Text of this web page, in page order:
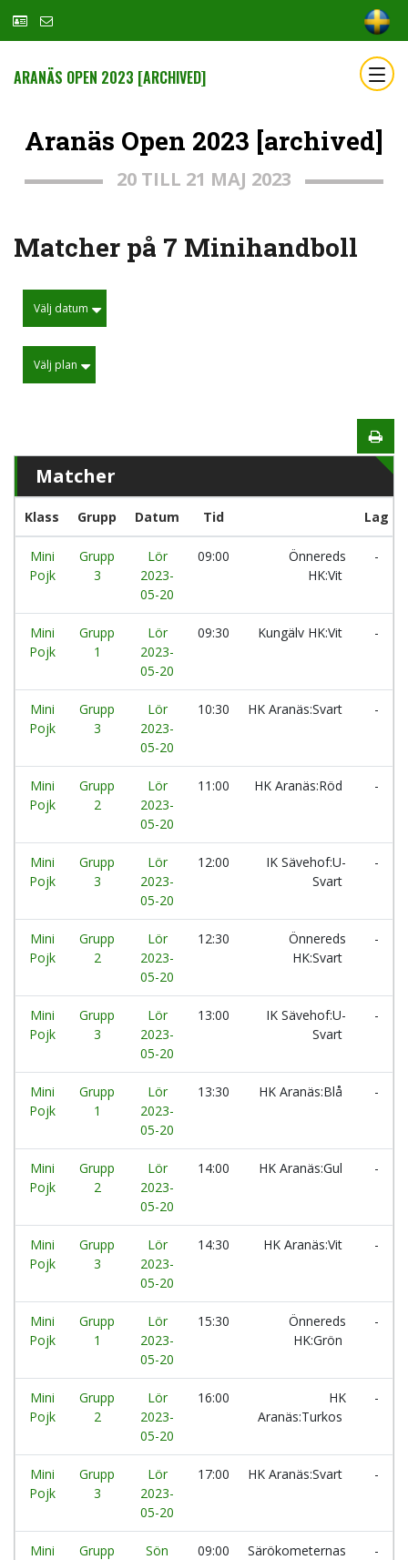
ARANÄS OPEN 2023 [ARCHIVED]
Aranäs Open 2023 [archived]
20 TILL 21 MAJ 2023
Matcher på 7 Minihandboll
Välj datum
Välj plan
Matcher
Klass Grupp Datum Tid Lag
Mini
Pojk
Grupp
3
Lör
2023-
05-20
09:00
Önnereds
HK:Vit
-
Mini
Pojk
Grupp
1
Lör
2023-
05-20
09:30 Kungälv HK:Vit -
Mini
Pojk
Grupp
3
Lör
2023-
05-20
10:30 HK Aranäs:Svart -
Mini
Pojk
Grupp
2
Lör
2023-
05-20
11:00 HK Aranäs:Röd -
Mini
Pojk
Grupp
3
Lör
2023-
05-20
12:00
IK Sävehof:U-
Svart
-
Mini
Pojk
Grupp
2
Lör
2023-
05-20
12:30
Önnereds
HK:Svart
-
Mini
Pojk
Grupp
3
Lör
2023-
05-20
13:00
IK Sävehof:U-
Svart
-
Mini
Pojk
Grupp
1
Lör
2023-
05-20
13:30 HK Aranäs:Blå -
Mini
Pojk
Grupp
2
Lör
2023-
05-20
14:00 HK Aranäs:Gul -
Mini
Pojk
Grupp
3
Lör
2023-
05-20
14:30 HK Aranäs:Vit -
Mini
Pojk
Grupp
1
Lör
2023-
05-20
15:30
Önnereds
HK:Grön
-
Mini
Pojk
Grupp
2
Lör
2023-
05-20
16:00
HK
Aranäs:Turkos
-
Mini
Pojk
Grupp
3
Lör
2023-
05-20
17:00 HK Aranäs:Svart -
Mini
Grupp
Sön
09:00
Särökometernas
-